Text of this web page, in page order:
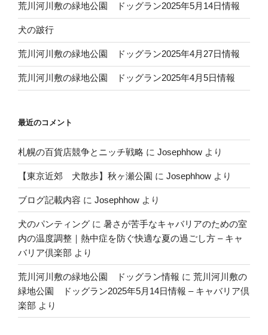
荒川河川敷の緑地公園 ドッグラン2025年5月14日情報
犬の跛行
荒川河川敷の緑地公園 ドッグラン2025年4月27日情報
荒川河川敷の緑地公園 ドッグラン2025年4月5日情報
最近のコメント
札幌の百貨店競争とニッチ戦略 に Josephhow より
【東京近郊 犬散歩】秋ヶ瀬公園 に Josephhow より
ブログ記載内容 に Josephhow より
犬のパンティング に 暑さが苦手なキャバリアのための室
内の温度調整｜熱中症を防ぐ快適な夏の過ごし方 – キャ
バリア倶楽部 より
荒川河川敷の緑地公園 ドッグラン情報 に 荒川河川敷の
緑地公園 ドッグラン2025年5月14日情報 – キャバリア倶
楽部 より